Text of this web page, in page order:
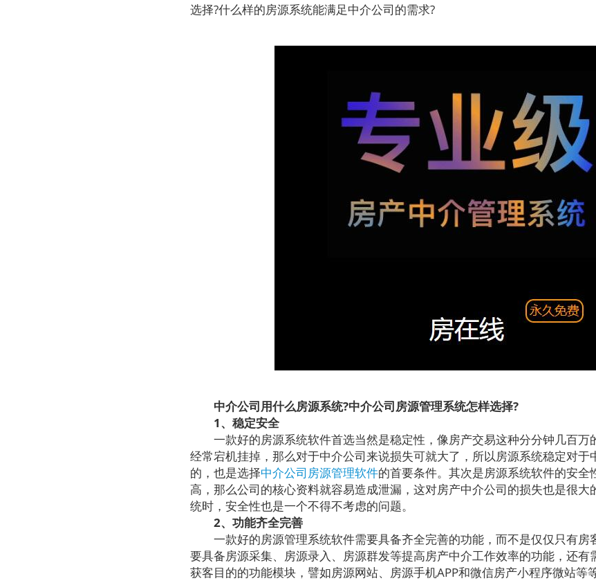
选择?什么样的房源系统能满足中介公司的需求?
中介公司用什么房源系统?中介公司房源管理系统怎样选择?
1、稳定安全
一款好的房源系统软件首选当然是稳定性，像房产交易这种分分钟几百万
经常宕机挂掉，那么对于中介公司来说损失可就大了，所以房源系统稳定对于
的，也是选择中介公司房源管理软件的首要条件。其次是房源系统软件的安全
高，那么公司的核心资料就容易造成泄漏，这对房产中介公司的损失也是很大
统时，安全性也是一个不得不考虑的问题。
2、功能齐全完善
一款好的房源管理系统软件需要具备齐全完善的功能，而不是仅仅只有房
要具备房源采集、房源录入、房源群发等提高房产中介工作效率的功能，还有
获客目的的功能模块，譬如房源网站、房源手机APP和微信房产小程序微站等等